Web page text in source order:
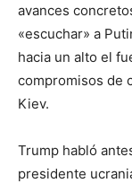
avances
«escuchar» a
hacia un alto el
compromisos de
Kiev.
Trump habló
presidente